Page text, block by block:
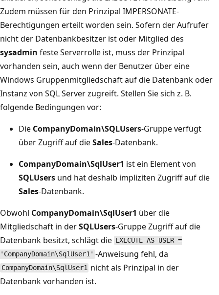
Zudem müssen für den Prinzipal IMPERSONATE-
Berechtigungen erteilt worden sein. Sofern der Aufrufer
nicht der Datenbankbesitzer ist oder Mitglied des
sysadmin feste Serverrolle ist, muss der Prinzipal
vorhanden sein, auch wenn der Benutzer über eine
Windows Gruppenmitgliedschaft auf die Datenbank oder
Instanz von SQL Server zugreift. Stellen Sie sich z. B.
folgende Bedingungen vor:
Die CompanyDomain\SQLUsers-Gruppe verfügt
über Zugriff auf dieSales-Datenbank.
CompanyDomain\SqlUser1 ist ein Element von
SQLUsers und hat deshalb impliziten Zugriff auf die
Sales-Datenbank.
Obwohl CompanyDomain\SqlUser1 über die
Mitgliedschaft in derSQLUsers-Gruppe Zugriff auf die
Datenbank besitzt, schlägt die EXECUTE AS USER =
'CompanyDomain\SqlUser1' -Anweisung fehl, da
CompanyDomain\SqlUser1 nicht als Prinzipal in der
Datenbank vorhanden ist.